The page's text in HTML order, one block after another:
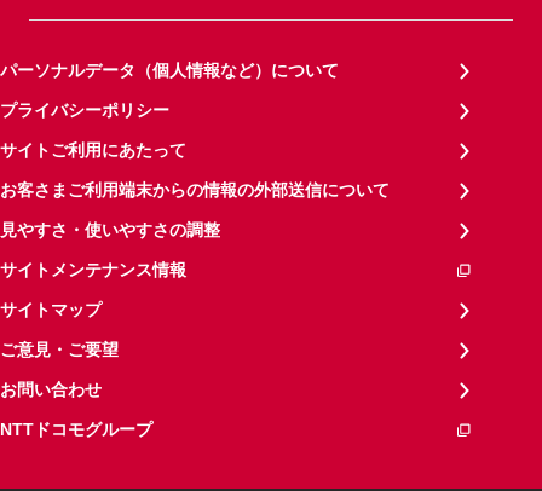
パーソナルデータ（個人情報など）について
プライバシーポリシー
サイトご利用にあたって
お客さまご利用端末からの情報の外部送信について
見やすさ・使いやすさの調整
サイトメンテナンス情報
サイトマップ
ご意見・ご要望
お問い合わせ
NTTドコモグループ